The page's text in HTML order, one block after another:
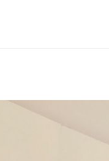
１．於結帳方式選擇「AFTEE
付」結帳頁面，進行簡訊認證
３．收到繳費通知簡訊後14天
／ATM／網路銀行／等多元方
※ 請注意：結帳手續完成當下
每筆NT$80，滿NT$1,500(